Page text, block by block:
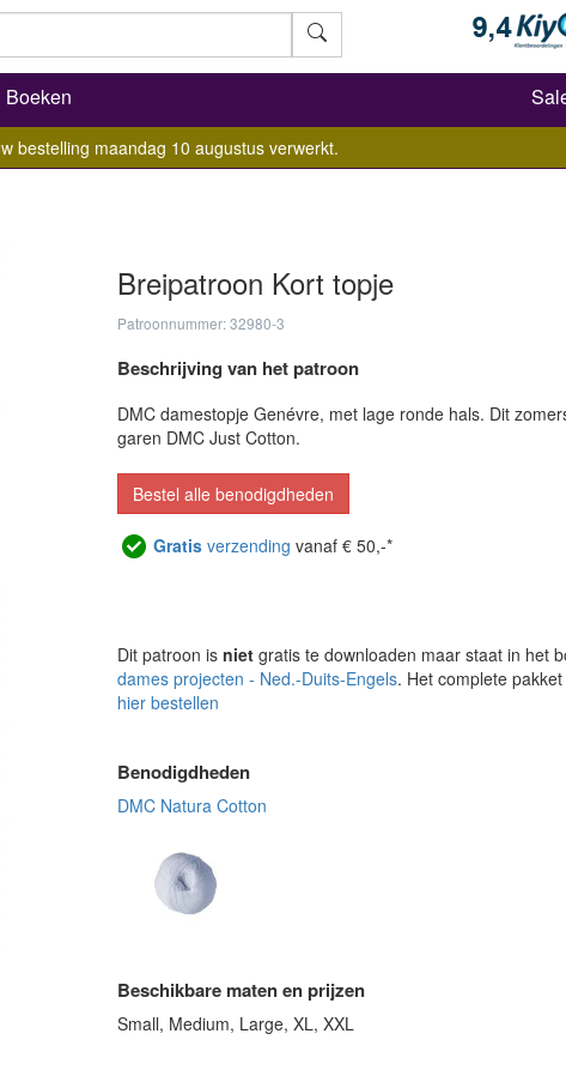
Zoeken
Boeken
bestelling maandag 10 augustus verwerkt.
Breipatroon Kort topje
Patroonnummer: 32980-3
Beschrijving van het patroon
DMC damestopje Genévre, met lage ronde hals. Dit
garen DMC Just Cotton.
Bestel alle benodigdheden
Gratis verzending vanaf € 50,-*
Dit patroon is niet gratis te downloaden maar staat in het
dames projecten - Ned.-Duits-Engels. Het complete
hier bestellen
Benodigdheden
DMC Natura Cotton
Beschikbare maten en prijzen
Small, Medium, Large, XL, XXL